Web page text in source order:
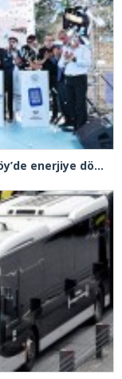
Karadeniz’in hırçın dalgaları Arnavutköy’de enerjiye dönüştü